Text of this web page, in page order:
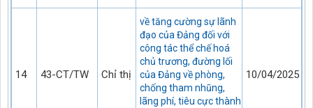
14 43-CT/TW Chỉ thị
về tăng cường sự lãnh
đạo của Đảng đối với
công tác thể chế hoá
chủ trương, đường lối
của Đảng về phòng,
chống tham nhũng,
lãng phí, tiêu cực thành
10/04/2025